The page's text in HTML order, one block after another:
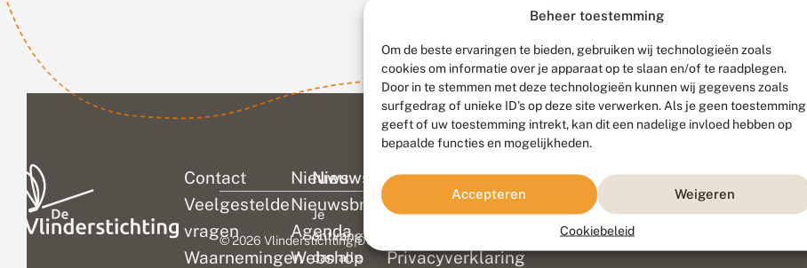
Beheer toestemming
Om de beste ervaringen te bieden, gebruiken wij technologieën zoals
cookies om informatie over je apparaat op te slaan en/of te raadplegen.
Door in te stemmen met deze technologieën kunnen wij gegevens zoals
surfgedrag of unieke ID's op deze site verwerken. Als je geen toestemming
geeft of uw toestemming intrekt, kan dit een nadelige invloed hebben op
bepaalde functies en mogelijkheden.
Accepteren Weigeren
Cookiebeleid
Contact
Veelgestelde
vragen
Waarnemingen
Nieuws
Nieuwsbrief
Agenda
Webshop
Colofon
Disclaimer
Privacyverklaring
Nieuwsbrief
Je
ontvangt
dan alle
© 2026 Vlinderstichting|Duurzaam ontwikkeld door Go2People, ontworpen door